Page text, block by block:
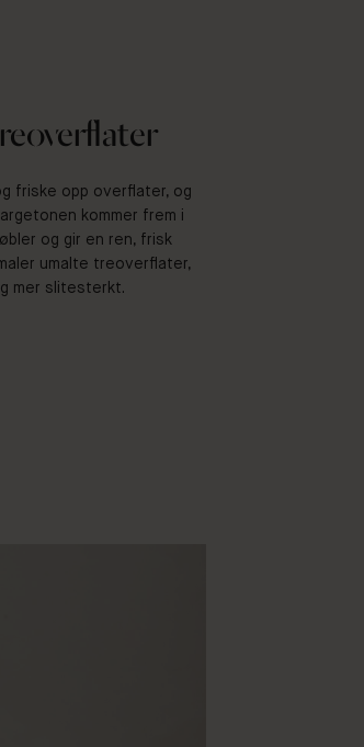
friske opp overflater, og
kommer frem i
og gir en ren, frisk
umalte treoverflater,
mer slitesterkt.